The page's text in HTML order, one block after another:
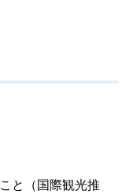
と（国際観光推